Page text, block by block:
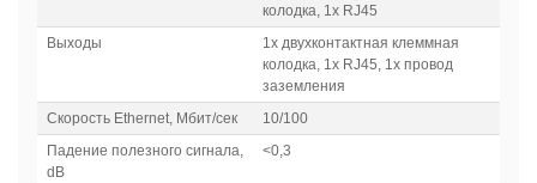
колодка, 1x RJ45
Выходы
1x двухконтактная клеммная
колодка, 1x RJ45, 1х провод
заземления
Скорость Ethernet, Мбит/сек
10/100
Падение полезного сигнала,
dB
<0,3